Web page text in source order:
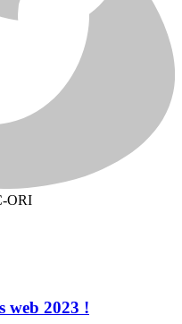
web 2023 !